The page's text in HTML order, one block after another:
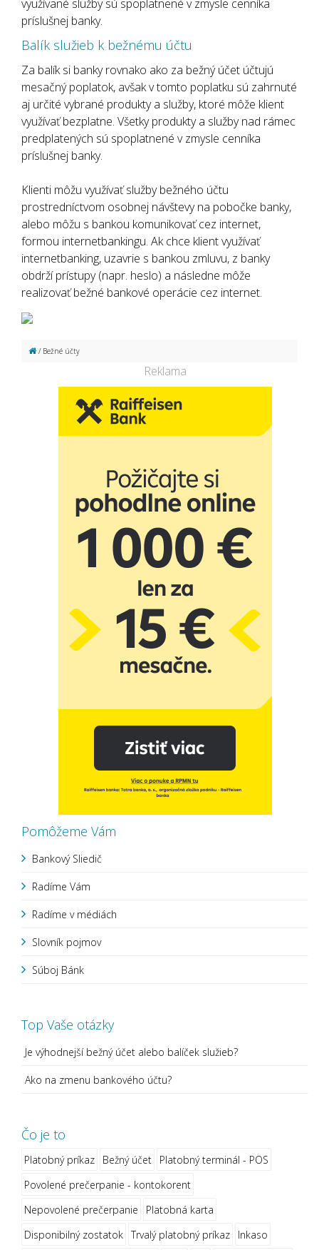
využívané služby sú spoplatnené v zmysle cenníka
príslušnej banky.
Balík služieb k bežnému účtu
Za balík si banky rovnako ako za bežný účet účtujú
mesačný poplatok, avšak v tomto poplatku sú zahrnuté
aj určité vybrané produkty a služby, ktoré môže klient
využívať bezplatne. Všetky produkty a služby nad rámec
predplatených sú spoplatnené v zmysle cenníka
príslušnej banky.
Klienti môžu využívať služby bežného účtu
prostredníctvom osobnej návštevy na pobočke banky,
alebo môžu s bankou komunikovať cez internet,
formou internetbankingu. Ak chce klient využívať
internetbanking, uzavrie s bankou zmluvu, z banky
obdrží prístupy (napr. heslo) a následne môže
realizovať bežné bankové operácie cez internet.
/ Bežné účty
Reklama
Pomôžeme Vám
Bankový Sliedič
Radíme Vám
Radíme v médiách
Slovník pojmov
Súboj Bánk
Top Vaše otázky
Je výhodnejší bežný účet alebo balíček služieb?
Ako na zmenu bankového účtu?
Čo je to
Platobný príkaz Bežný účet
Platobný terminál - POS
Povolené prečerpanie - kontokorent
Nepovolené prečerpanie
Platobná karta
Disponibilný zostatok Trvalý platobný príkaz
Inkaso